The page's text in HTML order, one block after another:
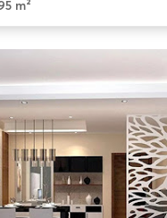
m²